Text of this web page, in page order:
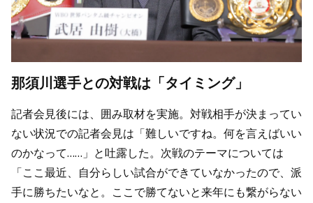
那須川選手との対戦は「タイミング」
記者会見後には、囲み取材を実施。対戦相手が決まってい
ない状況での記者会見は「難しいですね。何を言えばいい
のかなって……」と吐露した。次戦のテーマについては
「ここ最近、自分らしい試合ができていなかったので、派
手に勝ちたいなと。ここで勝てないと来年にも繋がらない